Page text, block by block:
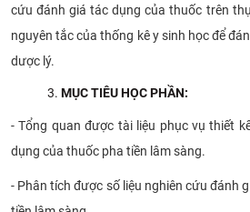
cứu đánh giá tác dụng của thuốc trên
nguyên tắc của thống kê y sinh học để
dược lý.
MỤCTIÊU HỌC PHẦN:
- Tổng quan được tài liệu phục vụ thiết
dụng của thuốc pha tiền lâm sàng.
- Phân tích được số liệu nghiên cứu đánh